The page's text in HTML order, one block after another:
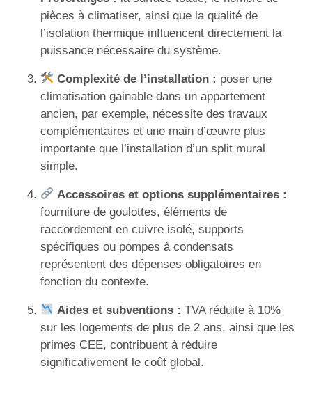
pièces à climatiser, ainsi que la qualité de
l’isolation thermique influencent directement la
puissance nécessaire du système.
Complexité de l’installation : poser une
climatisation gainable dans un appartement
ancien, par exemple, nécessite des travaux
complémentaires et une main d’œuvre plus
importante que l’installation d’un split mural
simple.
Accessoires et options supplémentaires :
fourniture de goulottes, éléments de
raccordement en cuivre isolé, supports
spécifiques ou pompes à condensats
représentent des dépenses obligatoires en
fonction du contexte.
Aides et subventions : TVA réduite à 10%
sur les logements de plus de 2 ans, ainsi que les
primes CEE, contribuent à réduire
significativement le coût global.